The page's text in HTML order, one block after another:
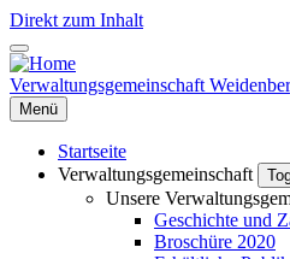
Direkt zum Inhalt
Verwaltungsgemeinschaft
Menü
Startseite
Verwaltungsgemeinschaft
Unsere
Geschichte und
Broschüre 2020